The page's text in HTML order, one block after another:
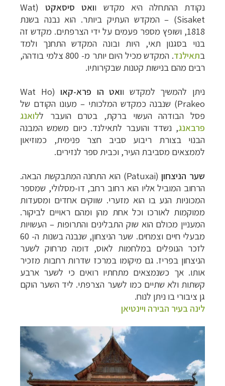
נקודת ההתחלה היא מקדש וואט סיסאקט
(Wat
Sisaket)
–המקדש העתיק ביותר. הוא נבנה בשנת
1818, ושופץ מספר פעמים על ידי הצרפתים. מקדש זה
בנוי בסגנון תאי, היות ובונה המקדש התחנך ולמד
בתאילנד
. המקדש מכיל היום יותר מ- 800 צלמי בודהה,
רבים מהם בנישות קטנות שבקירותיו.
ניתן להמשיך למקדש וואט הו פרא-קאו
(Wat Ho
Prakeo) שנבנה כמקדש המלכותי
– מעונו הקודם של
פסל הבודהה העשוי ברקת, בטרם הועבר ללואנג
פרבאנג, נשדד והועבר לתאילנד. כיום משמש המבנה
הבנוי בצורת ריבוע סביב חצר פנימית, כמוזיאון
לממצאים מסביבת העיר, וכבית ספר לנזירים.
שער הניצחון(
Patuxai) הוא התחנה המתבקשת הבאה.
הרחוב המוביל אליו הוא רחוב רחב, דו-מסלולי, שמספר
המכוניות הנע בו הוא מזערי. שווקים אחדים ומסעדות
ממוקמות לאורכו וכל אחת מהן ומהם ראויים לביקור.
המעניין מכולם הוא שוק התבלינים והתרופות– העשויות
מבעלי חיים וצמחים. שער הניצחון, שנבנה בשנות ה- 60
לזכר הנופלים במלחמות לאוס, דומה מרחוק לשער
הניצחון בפריז. גם מיקומו במרכז שדרות רחבות מזכיר
אותו. אך כשנמצאים מתחתיו רואים כי לשער ארבע
קשתות ולא שתיים כמו לשער הצרפתי. ליד השער הוקם
גן ציבורי בו ניתן לנוח.
לינה בעיר הבירה ויינטיאן